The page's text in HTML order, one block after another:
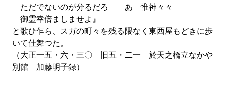
ただでないのが分るだろ あゝ惟神々々
御霊幸倍ましませよ』
と歌ひ乍ら、スガの町々を残る隈なく東西屋もどきに歩
いて仕舞つた。
（大正一五・六・三〇 旧五・二一 於天之橋立なかや
別館 加藤明子録）